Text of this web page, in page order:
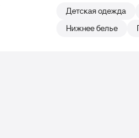
Детская одежда
Нижнее белье